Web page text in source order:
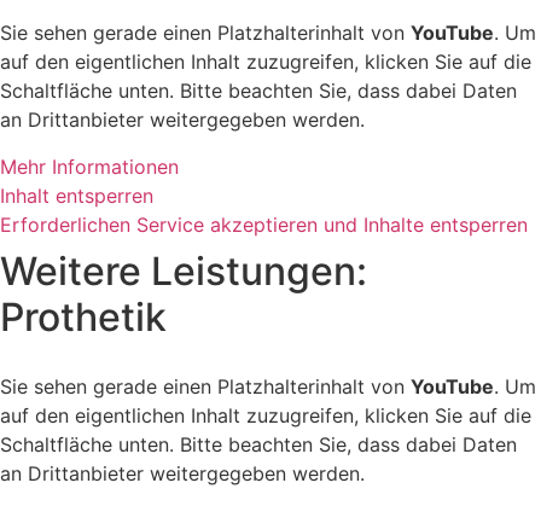
Sie sehen gerade einen Platzhalterinhalt von YouTube. Um
auf den eigentlichen Inhalt zuzugreifen, klicken Sie auf die
Schaltfläche unten. Bitte beachten Sie, dass dabei Daten
an Drittanbieter weitergegeben werden.
Mehr Informationen
Inhalt entsperren
Erforderlichen Service akzeptieren und Inhalte entsperren
Weitere Leistungen:
Prothetik
Sie sehen gerade einen Platzhalterinhalt von YouTube. Um
auf den eigentlichen Inhalt zuzugreifen, klicken Sie auf die
Schaltfläche unten. Bitte beachten Sie, dass dabei Daten
an Drittanbieter weitergegeben werden.